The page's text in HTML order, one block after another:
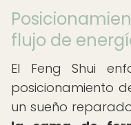
flujo de
El Feng Shui
posicionamiento
un sueño